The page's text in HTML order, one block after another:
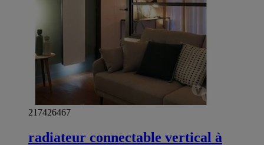
217426467
radiateur connectable vertical à